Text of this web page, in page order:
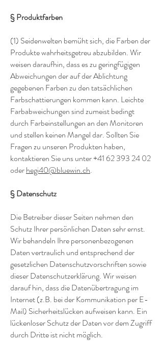
§ Produktfarben
(1) Seidenwelten bemüht sich, die Farben der
Produkte wahrheitsgetreu abzubilden. Wir
weisen daraufhin, dass es zu geringfügigen
Abweichungen der auf der Ablichtung
gegebenen Farben zu den tatsächlichen
Farbschattierungen kommen kann. Leichte
Farbabweichungen sind zumeist bedingt
durch Farbeinstellungen an den Monitoren
und stellen keinen Mangel dar. Sollten Sie
Fragen zu unseren Produkten haben,
kontaktieren Sie uns unter +41 62 393 24 02
oderhegi40@bluewin.ch.
§ Datenschutz
Die Betreiber dieser Seiten nehmen den
Schutz Ihrer persönlichen Daten sehr ernst.
Wir behandeln Ihre personenbezogenen
Daten vertraulich und entsprechend der
gesetzlichen Datenschutzvorschriften sowie
dieser Datenschutzerklärung. Wir weisen
darauf hin, dass die Datenübertragung im
Internet (z.B. bei der Kommunikation per E-
Mail) Sicherheitslücken aufweisen kann. Ein
lückenloser Schutz der Daten vor dem Zugriff
durch Dritte ist nicht möglich.